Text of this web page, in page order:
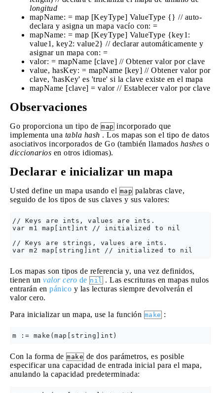
longitud
mapName: = map [KeyType] ValueType {} // auto-
declara y asigna un mapa vacío con: =
mapName: = map [KeyType] ValueType {key1:
value1, key2: value2} // declarar automáticamente y
asignar un mapa con: =
valor: = mapName [clave] // Obtener valor por clave
value, hasKey: = mapName [key] // Obtener valor por
clave, 'hasKey' es 'true' si la clave existe en el mapa
mapName [clave] = valor // Establecer valor por clave
Observaciones
Go proporciona un tipo de map incorporado que
implementa una tabla hash . Los mapas son el tipo de datos
asociativos incorporados de Go (también llamados hashes o
diccionarios en otros idiomas).
Declarar e inicializar un mapa
Usted define un mapa usando el map palabras clave,
seguido de los tipos de sus claves y sus valores:
// Keys are ints, values are ints.
var m1 map[int]int // initialized to nil
// Keys are strings, values are ints.
Los mapas son tipos de referencia y, una vez definidos,
tienen un valor cero de nil . Las escrituras en mapas nulos
entrarán en pánico y las lecturas siempre devolverán el
valor cero.
Para inicializar un mapa, use la función make :
Con la forma de make de dos parámetros, es posible
especificar una capacidad de entrada inicial para el mapa,
anulando la capacidad predeterminada: